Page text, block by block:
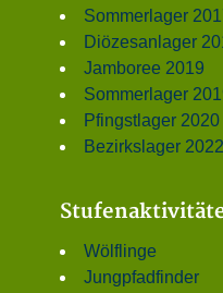
Sommerlager
Diözesanlager
Jamboree 2019
Sommerlager
Pfingstlager 2020
Bezirkslager 2022
Wölflinge
Jungpfadfinder